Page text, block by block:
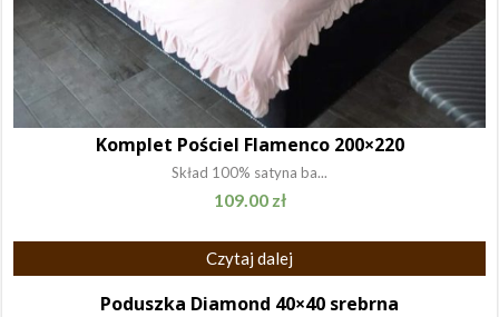
Komplet Pościel Flamenco 200×220
Skład 100% satyna ba...
109.00 zł
Czytaj dalej
Poduszka Diamond 40×40 srebrna